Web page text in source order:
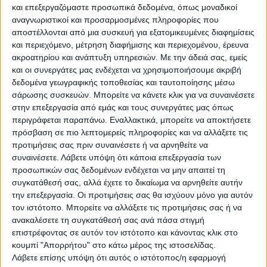
και επεξεργαζόμαστε προσωπικά δεδομένα, όπως μοναδικοί
αναγνωριστικοί και προσαρμοσμένες πληροφορίες που
αποστέλλονται από μια συσκευή για εξατομικευμένες διαφημίσεις
και περιεχόμενο, μέτρηση διαφήμισης και περιεχομένου, έρευνα
ακροατηρίου και ανάπτυξη υπηρεσιών. Με την άδειά σας, εμείς
και οι συνεργάτες μας ενδέχεται να χρησιμοποιήσουμε ακριβή
δεδομένα γεωγραφικής τοποθεσίας και ταυτοποίησης μέσω
σάρωσης συσκευών. Μπορείτε να κάνετε κλικ για να συναινέσετε
στην επεξεργασία από εμάς και τους συνεργάτες μας όπως
περιγράφεται παραπάνω. Εναλλακτικά, μπορείτε να αποκτήσετε
πρόσβαση σε πιο λεπτομερείς πληροφορίες και να αλλάξετε τις
προτιμήσεις σας πριν συναινέσετε ή να αρνηθείτε να
συναινέσετε. Λάβετε υπόψη ότι κάποια επεξεργασία των
προσωπικών σας δεδομένων ενδέχεται να μην απαιτεί τη
συγκατάθεσή σας, αλλά έχετε το δικαίωμα να αρνηθείτε αυτήν
την επεξεργασία. Οι προτιμήσεις σας θα ισχύουν μόνο για αυτόν
τον ιστότοπο. Μπορείτε να αλλάξετε τις προτιμήσεις σας ή να
ανακαλέσετε τη συγκατάθεσή σας ανά πάσα στιγμή
επιστρέφοντας σε αυτόν τον ιστότοπο και κάνοντας κλικ στο
κουμπί "Απορρήτου" στο κάτω μέρος της ιστοσελίδας.
Λάβετε επίσης υπόψη ότι αυτός ο ιστότοπος/η εφαρμογή
Μεταβολή του καιρού από την Πέμπτη
Από αύριο Πέμπτη αναμένεται αλλαγή στο σκηνικό
του καιρού, με την εμφάνιση βροχών και καταιγίδων
σε αρκετές περιοχές της χώρας, καθώς και πτώση της
θερμοκρασίας. Συγκεριμένα αναμένονται νεφώσεις με
τοπικές βροχές και μεμονωμένες καταιγίδες στη
Μακεδονία, τη Θράκη, τη Θεσσαλία, τη Φθιώτιδα, τη
Βόρεια Εύβοια και τα ορεινά της Ηπείρου, κυρίως
απογευματινές και βραδινές ώρες.Την Παρασκευή
αναμένονται τοπικές βροχές κυρίως στην Ανατολική
Στερεά, την Εύβοια και την Πελοπόννησο, ενώ
βροχοπτώσεις προβλέπονται το βράδυ και στη βόρεια
και βορειοανατολική Ελλάδα.Το Σαββατοκύριακο
αναμένονται επίσης τοπικές βροχές στην
κεντροδυτική Μακεδονία, στην ανατολική ηπειρωτική
χώρα, στις Κυκλάδες και στην Κρήτη.Συνολικά, η
άνοιξη φαίνεται να εγκαθίσταται σταδιακά, ωστόσο
δεν θα λείψουν οι τοπικές «παραφωνίες» με βροχές